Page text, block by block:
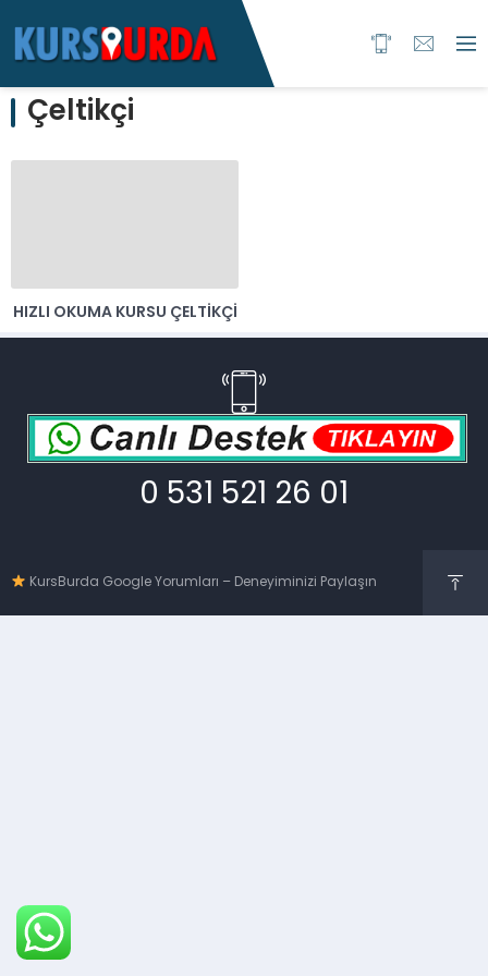
Çeltikçi
HIZLI OKUMA KURSU ÇELTIKÇI
0 531 521 26 01
KursBurda Google Yorumları – Deneyiminizi Paylaşın